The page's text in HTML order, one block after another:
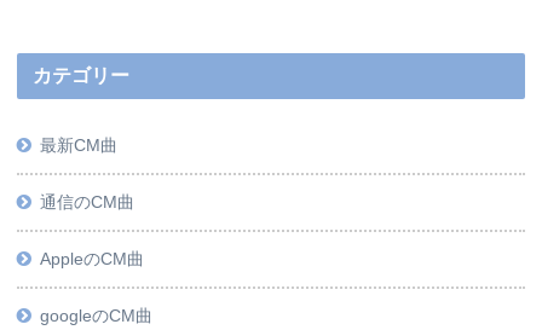
カテゴリー
最新CM曲
通信のCM曲
AppleのCM曲
googleのCM曲